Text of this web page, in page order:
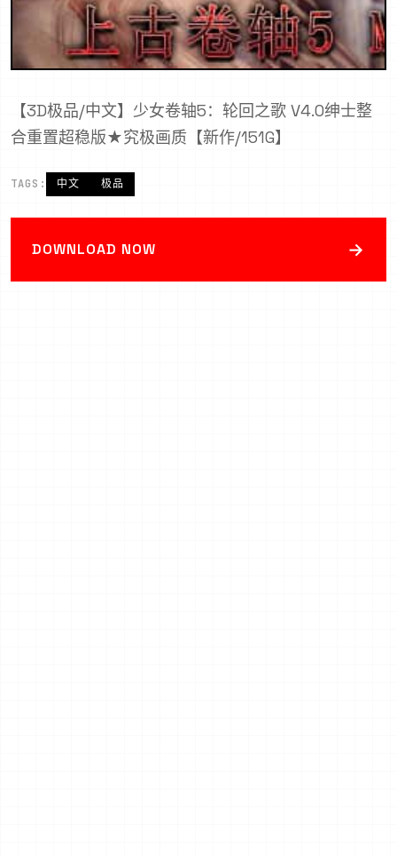
【3D极品/中文】少女卷轴5：轮回之歌 V4.0绅士整
合重置超稳版★究极画质【新作/151G】
TAGS: 中文 极品
DOWNLOAD NOW →